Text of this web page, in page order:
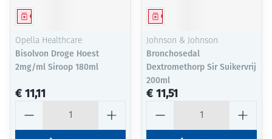
Geneesmiddel
Opella Healthcare
Bisolvon Droge Hoest
2mg/ml Siroop 180ml
€ 11,11
Geneesmiddel
Johnson & Johnson
Bronchosedal
Dextromethorp Sir Suikervrij
200ml
€ 11,51